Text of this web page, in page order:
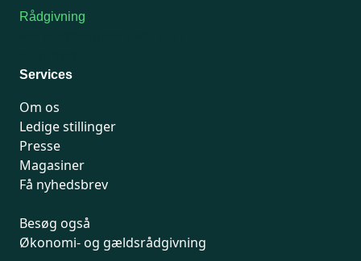
Rådgivning
Services
Om os
Ledige stillinger
Presse
Magasiner
Få nyhedsbrev
Besøg også
Økonomi- og gældsrådgivning